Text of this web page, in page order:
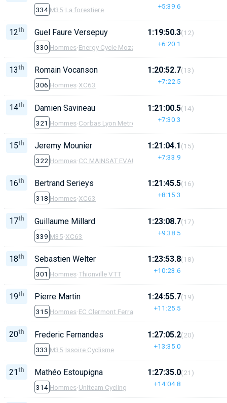
334 M35·La forestiere +5:39.6
12th Guel Faure Versepuy
330 Hommes·Energy Cycle Mozac
1:19:50.3
+6:20.1
(12)
13 th Romain Vocanson
306 Hommes·XC63
1:20:52.7
+7:22.5
(13)
14th Damien Savineau
321 Hommes·Corbas Lyon Metropole
1:21:00.5
+7:30.3
(14)
15th Jeremy Mounier
322 Hommes·CC MAINSAT EVAUX
1:21:04.1
+7:33.9
(15)
16th Bertrand Serieys
318 Hommes·XC63
1:21:45.5
+8:15.3
(16)
17th Guillaume Millard
339 M35·XC63
1:23:08.7
+9:38.5
(17)
18th Sebastien Welter
301 Hommes·Thionville VTT
1:23:53.8
+10:23.6
(18)
19th Pierre Martin
315 Hommes·EC Clermont Ferrand
1:24:55.7
+11:25.5
(19)
20th Frederic Fernandes
333 M35·Issoire Cyclisme
1:27:05.2
+13:35.0
(20)
21 th Mathéo Estoupigna
314 Hommes·Uniteam Cycling
1:27:35.0
+14:04.8
(21)